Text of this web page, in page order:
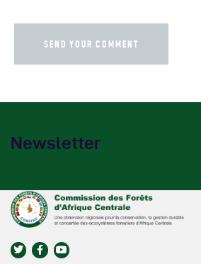
Newsletter